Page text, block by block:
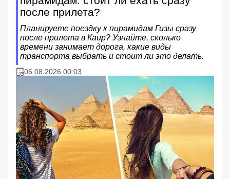
после прилета?
Планируете поездку к пирамидам Гизы сразу
после прилета в Каир? Узнайте, сколько
времени занимает дорога, какие виды
транспорта выбрать и стоит ли это делать.
06.08.2026 00:03